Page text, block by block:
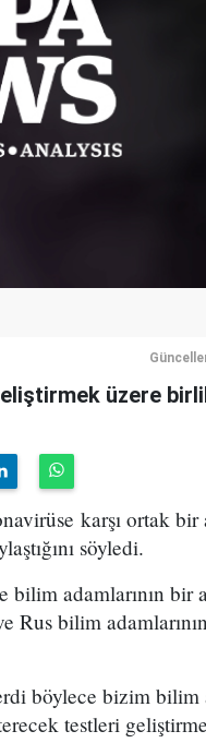
üzere
karşı ortak bir
söyledi.
adamlarının bir
Rus bilim
böylece bizim bilim
testleri